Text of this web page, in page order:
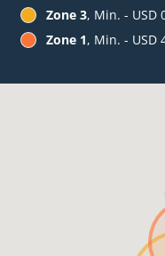
Zone 3, Min. - USD
Zone 1, Min. - USD